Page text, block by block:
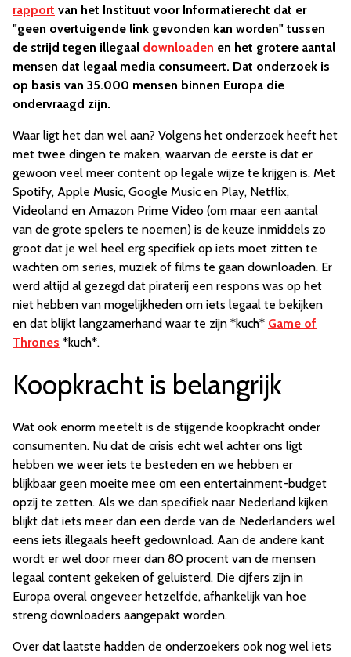
rapport van het Instituut voor Informatierecht dat er
"geen overtuigende link gevonden kan worden" tussen
de strijd tegen illegaal downloaden en het grotere aantal
mensen dat legaal media consumeert. Dat onderzoek is
op basis van 35.000 mensen binnen Europa die
ondervraagd zijn.
Waar ligt het dan wel aan? Volgens het onderzoek heeft het
met twee dingen te maken, waarvan de eerste is dat er
gewoon veel meer content op legale wijze te krijgen is. Met
Spotify, Apple Music, Google Music en Play, Netflix,
Videoland en Amazon Prime Video (om maar een aantal
van de grote spelers te noemen) is de keuze inmiddels zo
groot dat je wel heel erg specifiek op iets moet zitten te
wachten om series, muziek of films te gaan downloaden. Er
werd altijd al gezegd dat piraterij een respons was op het
niet hebben van mogelijkheden om iets legaal te bekijken
en dat blijkt langzamerhand waar te zijn *kuch* Game of
Thrones *kuch*.
Koopkracht is belangrijk
Wat ook enorm meetelt is de stijgende koopkracht onder
consumenten. Nu dat de crisis echt wel achter ons ligt
hebben we weer iets te besteden en we hebben er
blijkbaar geen moeite mee om een entertainment-budget
opzij te zetten. Als we dan specifiek naar Nederland kijken
blijkt dat iets meer dan een derde van de Nederlanders wel
eens iets illegaals heeft gedownload. Aan de andere kant
wordt er wel door meer dan 80 procent van de mensen
legaal content gekeken of geluisterd. Die cijfers zijn in
Europa overal ongeveer hetzelfde, afhankelijk van hoe
streng downloaders aangepakt worden.
Over dat laatste hadden de onderzoekers ook nog wel iets